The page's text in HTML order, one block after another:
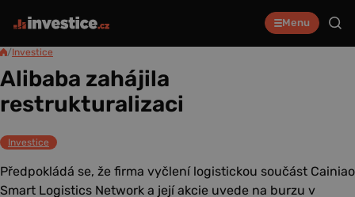
Menu
/Investice
Alibaba zahájila
restrukturalizaci
Investice
Předpokládá se, že firma vyčlení logistickou součást Cainiao
Smart Logistics Network a její akcie uvede na burzu v